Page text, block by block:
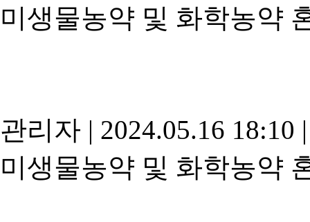
미생물농약 및 화학농약
관리자 | 2024.05.16 18:10 |
미생물농약 및 화학농약